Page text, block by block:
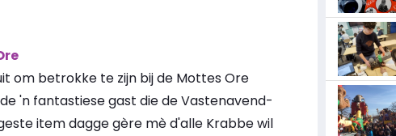
om betrokke te zijn bij de Mottes Ore
'n fantastiese gast die de Vastenavend-
item dagge gère mè d'alle Krabbe wil